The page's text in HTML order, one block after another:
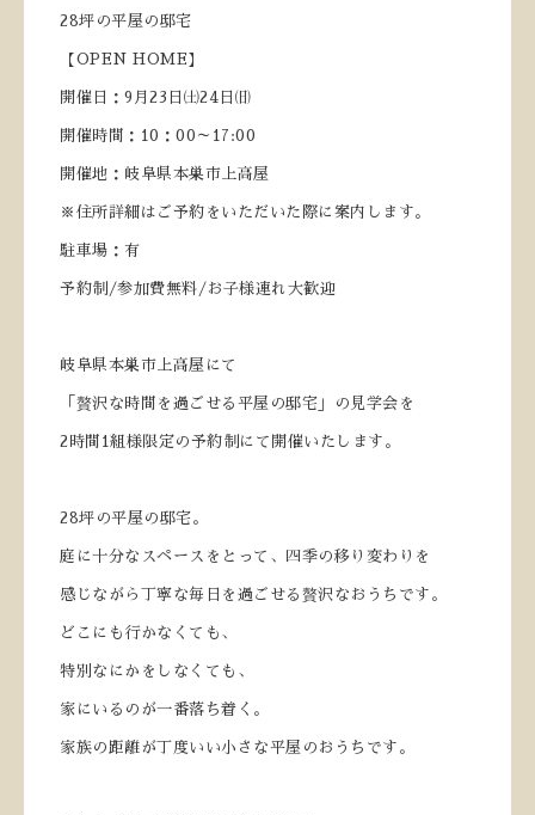
28坪の平屋の邸宅
【OPEN HOME】
開催日：9月23日㈯24日㈰
開催時間：10：00～17:00
開催地：岐阜県本巣市上高屋
※住所詳細はご予約をいただいた際に案内します。
駐車場：有
予約制/参加費無料/お子様連れ大歓迎
岐阜県本巣市上高屋にて
「贅沢な時間を過ごせる平屋の邸宅」の見学会を
2時間1組様限定の予約制にて開催いたします。
28坪の平屋の邸宅。
庭に十分なスペースをとって、四季の移り変わりを
感じながら丁寧な毎日を過ごせる贅沢なおうちです。
どこにも行かなくても、
特別なにかをしなくても、
家にいるのが一番落ち着く。
家族の距離が丁度いい小さな平屋のおうちです。